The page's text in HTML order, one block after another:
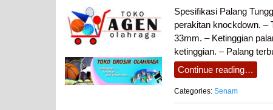
Spesifikasi Palang
perakitan knockdown. –
33mm. – Ketinggian
ketinggian. – Palang
Continue reading…
Categories: Senam